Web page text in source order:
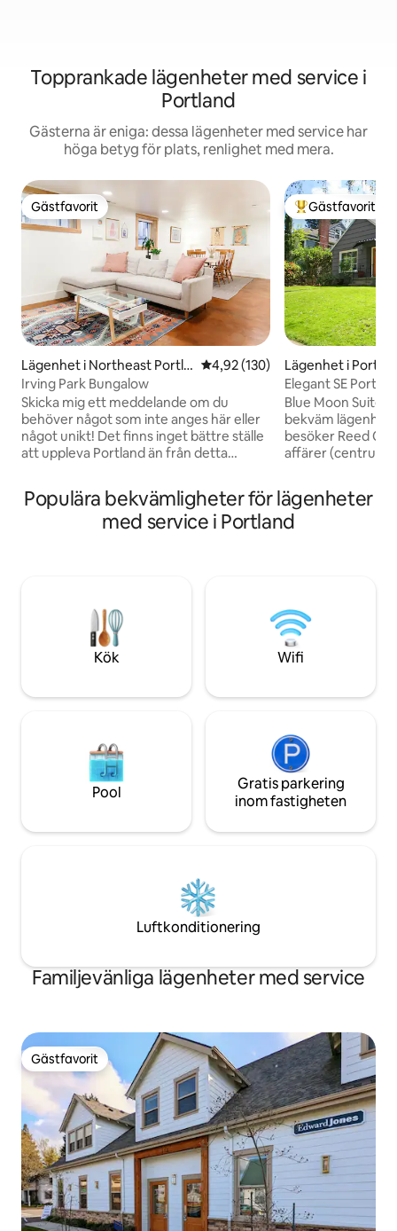
Topprankade lägenheter med service i
Portland
Gästerna är eniga: dessa lägenheter med service har
höga betyg för plats, renlighet med mera.
Gästfavorit
Gästfavorit
Lägenhet i Northeast Portla
nd
4,92 av 5 i genomsnittligt
4,92 (130)
Irving Park Bungalow
Skicka mig ett meddelande om du
behöver något som inte anges här eller
något unikt! Det finns inget bättre ställe
att uppleva Portland än från detta
Portlands mest eftertraktade
grannskap! Gör sällskap med dina
vänner och familj i Irving park för en
kongressen och Moda centrum som ger
dig enorma alternativ för underhållning.
Populär
Gästfavorit
Lägenhet i
Elegant SE
MOON SUITE
Blue Moon Suite
bekväm lägenhet
besöker Reed
affärer (centrum
Vi ser fram emot
vårt hem och
vistelse så
Populära bekvämligheter för lägenheter
med service i Portland
Kök Wifi
Pool
Gratis parkering
inom fastigheten
Luftkonditionering
Familjevänliga lägenheter med service
Gästfavorit
Gästfavorit